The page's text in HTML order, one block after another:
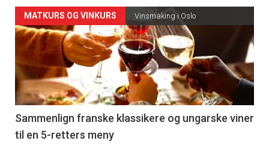
Forsiden
akkurat
nå
-
5
MATKURS OG VINKURS Vinsmaking i Oslo
Sammenlign franske klassikere og ungarske viner
til en 5-retters meny